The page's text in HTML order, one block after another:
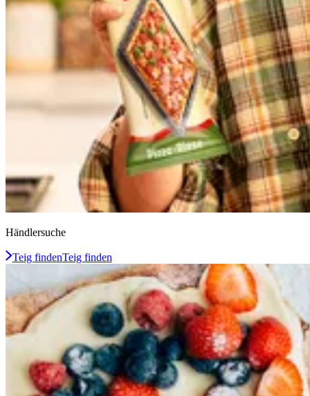
Händlersuche
Teig findenTeig finden